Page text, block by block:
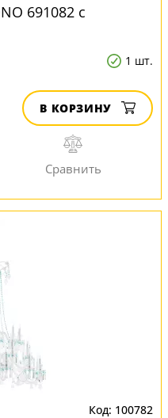
691082 с
1 шт.
В КОРЗИНУ
100782